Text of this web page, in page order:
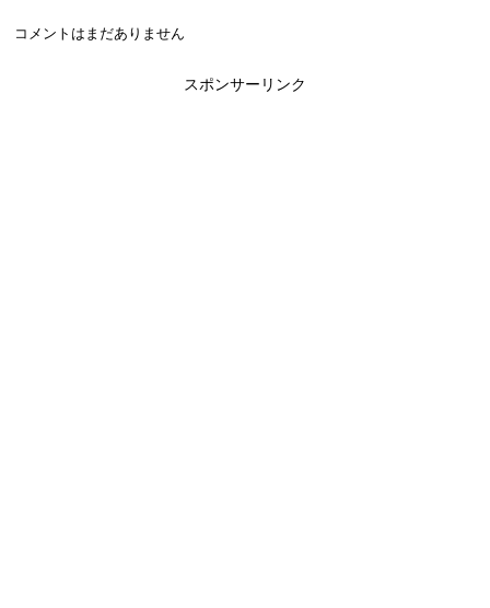
コメントはまだありません
スポンサーリンク